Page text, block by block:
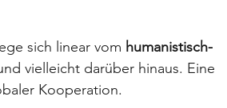
sich linear vom humanistisch-
vielleicht darüber hinaus. Eine
Kooperation.